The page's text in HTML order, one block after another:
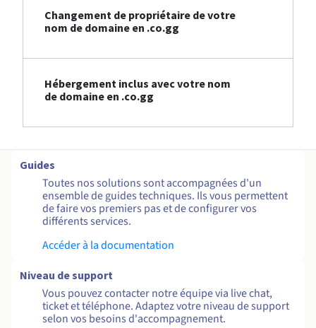
Changement de propriétaire de votre
nom de domaine en .co.gg
Hébergement inclus avec votre nom
de domaine en .co.gg
Guides
Toutes nos solutions sont accompagnées d'un
ensemble de guides techniques. Ils vous permettent
de faire vos premiers pas et de configurer vos
différents services.
Accéder à la documentation
Niveau de support
Vous pouvez contacter notre équipe via live chat,
ticket et téléphone. Adaptez votre niveau de support
selon vos besoins d'accompagnement.